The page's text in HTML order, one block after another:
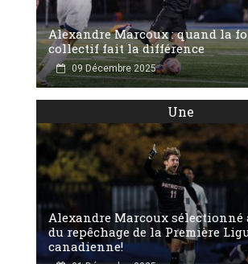
Alexandre Marcoux : quand la
collectif fait la différence
09 Décembre 2025
Une
Alexandre Marcoux sélectionné
du repêchage de la Première
canadienne!